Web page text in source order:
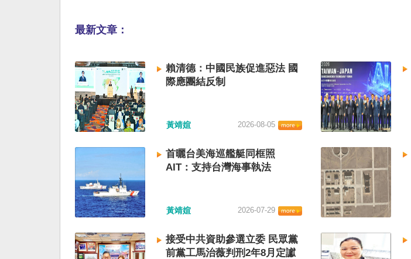
最新文章：
賴清德：中國民族促進惡法 國
際應團結反制
黃靖媗 2026-08-05
首曬台美海巡艦艇同框照
AIT：支持台灣海事執法
黃靖媗 2026-07-29
接受中共資助參選立委 民眾黨
前黨工馬治薇判刑2年8月定讞